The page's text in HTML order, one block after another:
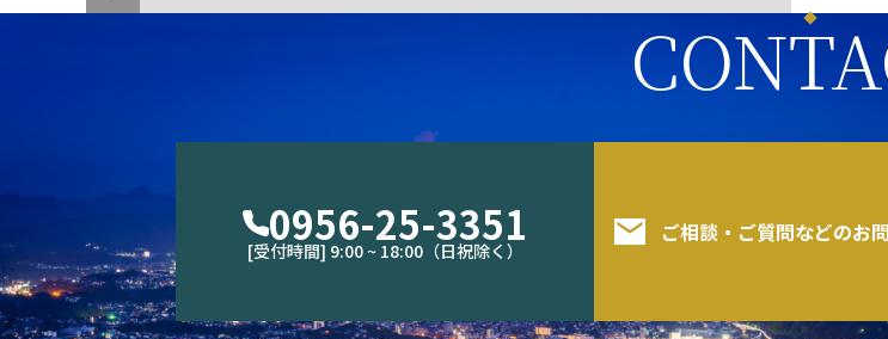
0956-25-3351
[受付時間] 9:00 ~ 18:00（日祝除く）
ご相談・ご質問などのお